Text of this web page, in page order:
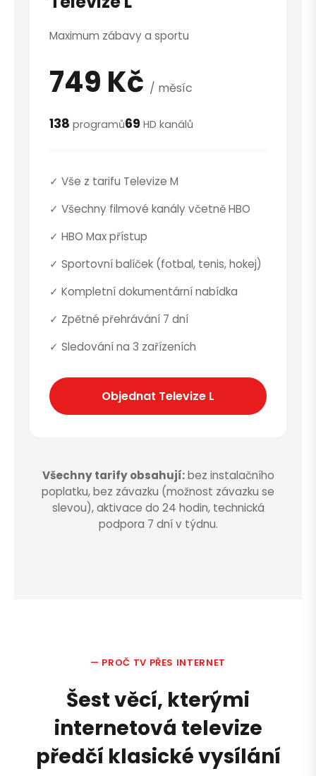
Maximum zábavy a sportu
749 Kč / měsíc
138 programů69 HD kanálů
✓ Vše z tarifu Televize M
✓ Všechny filmové kanály včetně HBO
✓ HBO Max přístup
✓ Sportovní balíček (fotbal, tenis, hokej)
✓ Kompletní dokumentární nabídka
✓ Zpětné přehrávání 7 dní
✓ Sledování na 3 zařízeních
Objednat Televize L
Všechny tarify obsahují:bez instalačního
poplatku, bez závazku (možnost závazku se
slevou), aktivace do 24 hodin, technická
podpora 7 dní v týdnu.
— PROČ TV PŘES INTERNET
Šest věcí, kterými
internetová televize
předčí klasické vysílání